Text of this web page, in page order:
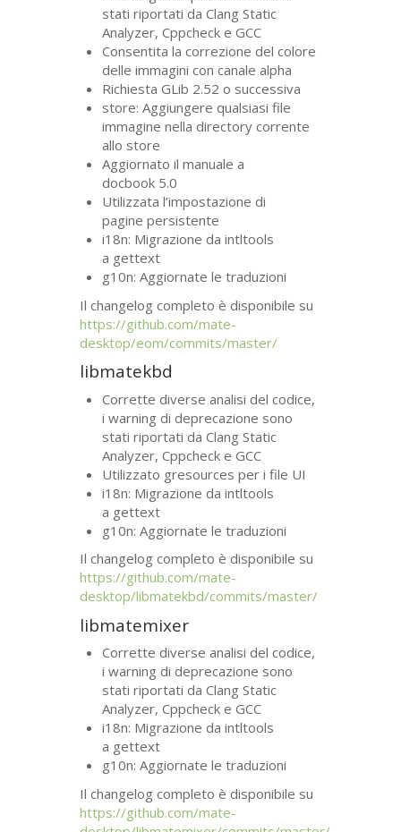
stati riportati da Clang Static
Analyzer, Cppcheck eGCC
Consentita la correzione del colore
delle immagini con canale alpha
Richiesta GLib 2.52 o successiva
store: Aggiungere qualsiasi file
immagine nella directory corrente
allo store
Aggiornato il manuale a
docbook 5.0
Utilizzata l’impostazione di
pagine persistente
i18n: Migrazione da intltools
a gettext
g10n: Aggiornate le traduzioni
Il changelog completo è disponibile su
https://github.com/mate-
desktop/eom/commits/master/
libmatekbd
Corrette diverse analisi del codice,
i warning di deprecazione sono
stati riportati da Clang Static
Analyzer, Cppcheck eGCC
Utilizzato gresources per i file UI
i18n: Migrazione da intltools
a gettext
g10n: Aggiornate le traduzioni
Il changelog completo è disponibile su
https://github.com/mate-
desktop/libmatekbd/commits/master/
libmatemixer
Corrette diverse analisi del codice,
i warning di deprecazione sono
stati riportati da Clang Static
Analyzer, Cppcheck eGCC
i18n: Migrazione da intltools
a gettext
g10n: Aggiornate le traduzioni
Il changelog completo è disponibile su
https://github.com/mate-